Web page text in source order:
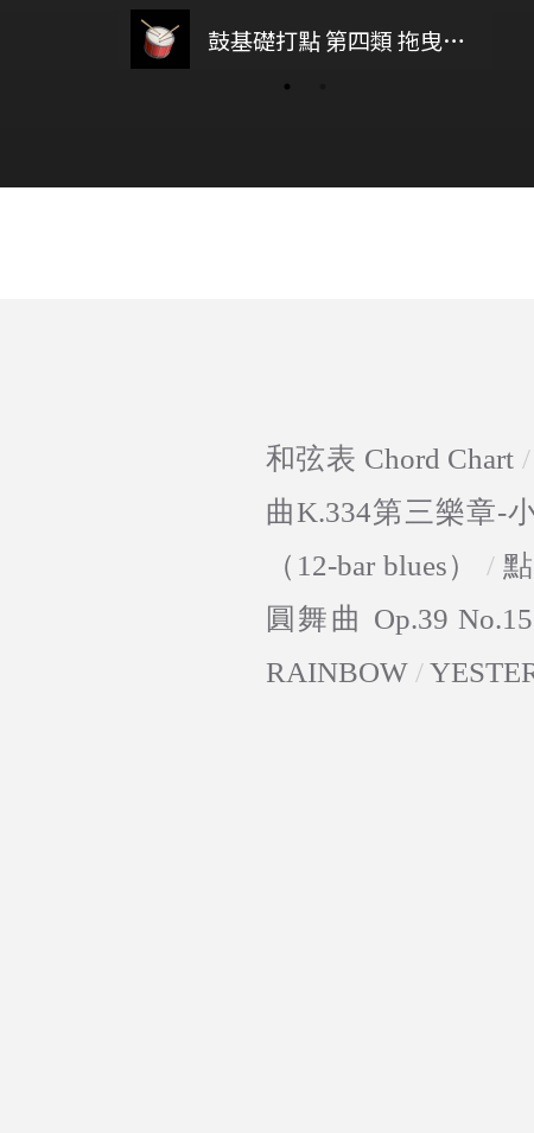
鼓基礎打點 第四類 拖曳打點 : DRAG RUDIMENTS
baz
和弦表 Chord Chart
曲K.334第三樂章-
（12-bar blues）
/
圓舞曲 Op.39 No.15
RAINBOW /